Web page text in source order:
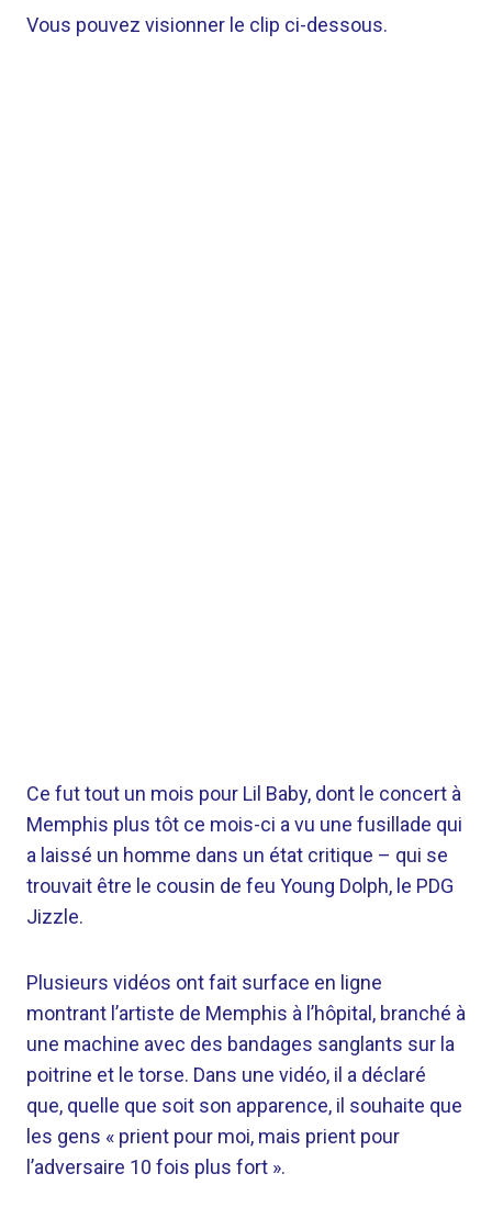
Vous pouvez visionner le clip ci-dessous.
Ce fut tout un mois pour Lil Baby, dont le concert à
Memphis plus tôt ce mois-ci a vu une fusillade qui
a laissé un homme dans un état critique – qui se
trouvait être le cousin de feu Young Dolph, le PDG
Jizzle.
Plusieurs vidéos ont fait surface en ligne
montrant l’artiste de Memphis à l’hôpital, branché à
une machine avec des bandages sanglants sur la
poitrine et le torse. Dans une vidéo, il a déclaré
que, quelle que soit son apparence, il souhaite que
les gens « prient pour moi, mais prient pour
l’adversaire 10 fois plus fort ».